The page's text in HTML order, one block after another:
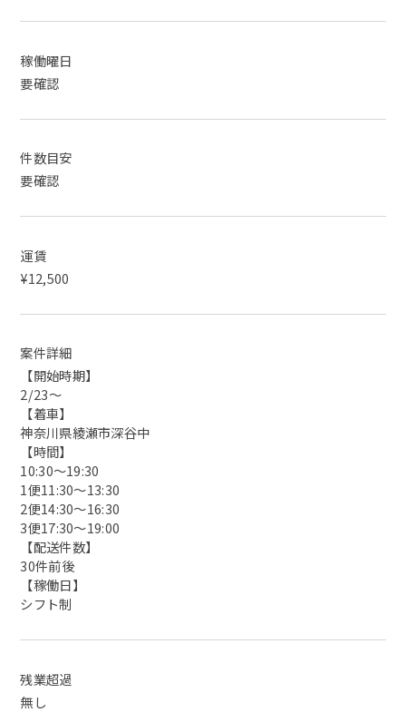
稼働曜日
要確認
件数目安
要確認
運賃
¥12,500
案件詳細
【開始時期】
2/23〜
【着車】
神奈川県綾瀬市深谷中
【時間】
10:30〜19:30
1便11:30〜13:30
2便14:30〜16:30
3便17:30〜19:00
【配送件数】
30件前後
【稼働日】
シフト制
残業超過
無し